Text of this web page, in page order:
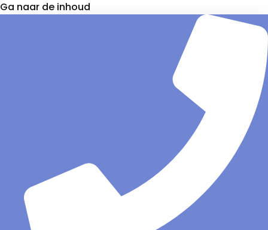
Ga naar de inhoud